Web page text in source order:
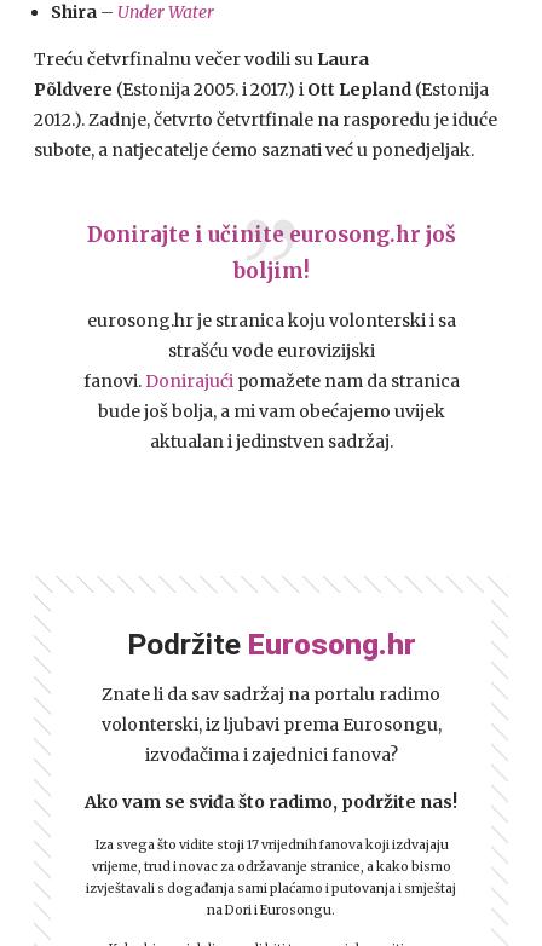
Shira – Under Water
Treću četvrfinalnu večer vodili su Laura
Põldvere (Estonija 2005. i 2017.) i Ott Lepland (Estonija
2012.). Zadnje, četvrto četvrtfinale na rasporedu je iduće
subote, a natjecatelje ćemo saznati već u ponedjeljak.
Donirajte i učinite eurosong.hr još
boljim!
eurosong.hr je stranica koju volonterski i sa
strašću vode eurovizijski
fanovi.Donirajućipomažete nam da stranica
bude još bolja, a mi vam obećajemo uvijek
aktualan i jedinstven sadržaj.
Podržite Eurosong.hr
Znate li da sav sadržaj na portalu radimo
volonterski, iz ljubavi prema Eurosongu,
izvođačima i zajednici fanova?
Ako vam se sviđa što radimo, podržite nas!
Iza svega što vidite stoji 17 vrijednih fanova koji izdvajaju
vrijeme, trud i novac za održavanje stranice, a kako bismo
izvještavali s događanja sami plaćamo i putovanja i smještaj
na Dori i Eurosongu.